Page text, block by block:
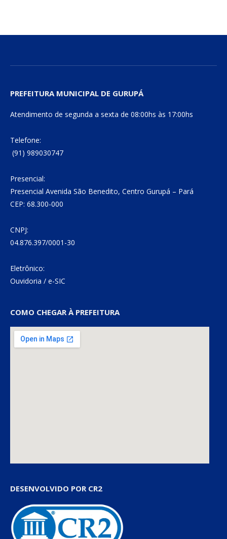
PREFEITURA MUNICIPAL DE GURUPÁ
Atendimento de segunda a sexta de 08:00hs às 17:00hs
Telefone:
(91) 989030747
Presencial:
Presencial Avenida São Benedito, Centro Gurupá – Pará
CEP: 68.300-000
CNPJ:
04.876.397/0001-30
Eletrônico:
Ouvidoria / e-SIC
COMO CHEGAR À PREFEITURA
DESENVOLVIDO POR CR2